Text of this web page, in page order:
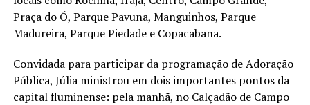
Praça do Ó, Parque Pavuna, Manguinhos, Parque
Madureira, Parque Piedade e Copacabana.
Convidada para participar da programação de Adoração
Pública, Júlia ministrou em dois importantes pontos da
capital fluminense: pela manhã, no Calçadão de Campo